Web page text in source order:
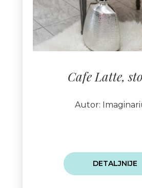
Cafe Latte,
Autor:
DETALJNIJE